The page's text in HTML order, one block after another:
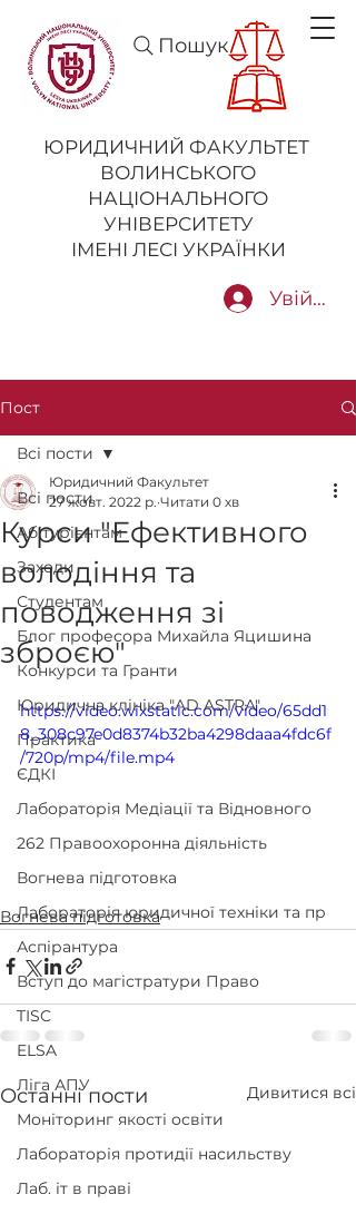
ЮРИДИЧНИЙ ФАКУЛЬТЕТ
ВОЛИНСЬКОГО
НАЦІОНАЛЬНОГО
УНІВЕРСИТЕТУ
ІМЕНІ ЛЕСІ УКРАЇНКИ
Увійти
Пошук
Пост
Всі пости
Абітурієнтам
Заходи
Студентам
Блог професора Михайла Яцишина
Конкурси та Гранти
Юридична клініка "AD ASTRA"
Практика
ЄДКІ
Лабораторія Медіації та Відновного
262 Правоохоронна діяльність
Вогнева підготовка
Лабораторія юридичної техніки та пр
Аспірантура
Вступ до магістратури Право
TISC
ELSA
Ліга АПУ
Моніторинг якості освіти
Лабораторія протидії насильству
Лаб. іт в праві
Всі пости
Курси "Ефективного
володіння та
поводження зі
зброєю"
Юридичний Факультет
27 жовт. 2022 р. Читати 0 хв
https://video.wixstatic.com/video/65dd1
8_308c97e0d8374b32ba4298daaa4fdc6f
/720p/mp4/file.mp4
Вогнева підготовка
Останні пости Дивитися всі